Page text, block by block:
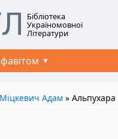
Бібліотека
Україномовної
Літератури
Міцкевич Адам » Альпухара